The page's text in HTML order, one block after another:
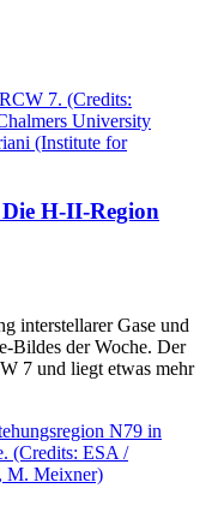
H-II-Region
interstellarer Gase und
Bildes der Woche. Der
7 und liegt etwas mehr